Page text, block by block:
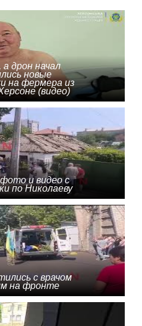
дрон начал
новые
на фермера из
(видео)
и видео с
по Николаеву
с врачом
на фронте